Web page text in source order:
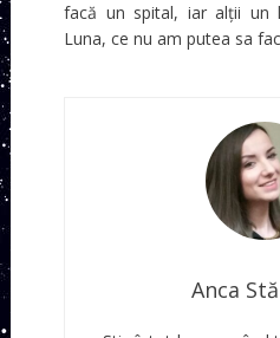
facă un spital, iar alții un
Luna, ce nu am putea sa
Anca